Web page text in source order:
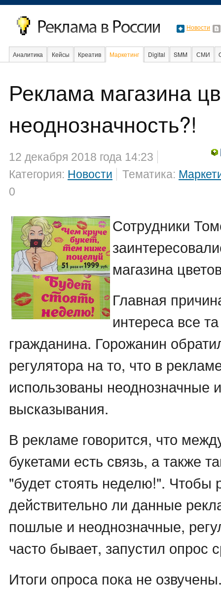
Новости
Аналитика Кейсы Креатив Маркетинг Digital SMM СМИ
Интернет
Реклама магазина
неоднозначность?!
12 декабря 2018 года 14:23
Категория: Новости Тематика:
0
Сотрудники
магазина
Главная
интереса все
гражданина. Горожанин
регулятора на то, что в
использованы неоднозначные
высказывания.
В рекламе говорится, что
букетами есть связь, а также
"будет стоять неделю!". Чтобы
действительно ли данные
пошлые и неоднозначные,
часто бывает, запустил опрос
Итоги опроса пока не